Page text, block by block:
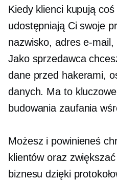
Kiedy klienci kupują
udostępniają Ci swoje
nazwisko, adres e-
Jako sprzedawca
dane przed hakerami,
danych. Ma to
budowania zaufania
Możesz i powinieneś
klientów oraz
biznesu dzięki